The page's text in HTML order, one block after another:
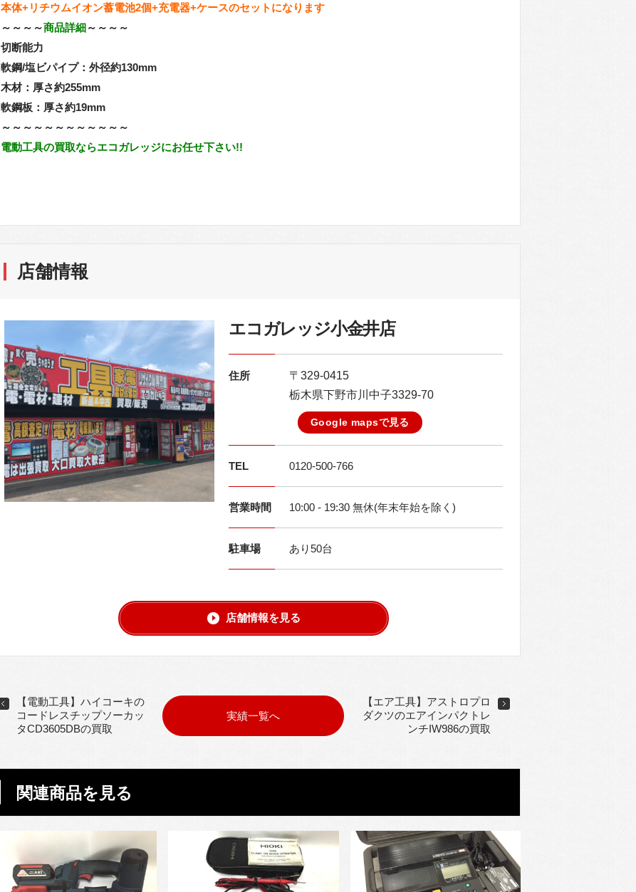
本体+リチウムイオン蓄電池2個+充電器+ケースのセットになります
～～～～商品詳細～～～～
切断能力
軟鋼/塩ビパイプ：外径約130mm
木材：厚さ約255mm
軟鋼板：厚さ約19mm
～～～～～～～～～～～～
電動工具の買取ならエコガレッジにお任せ下さい!!
店舗情報
エコガレッジ小金井店
住所
〒329-0415
栃木県下野市川中子3329-70
Google mapsで見る
TEL 0120-500-766
営業時間 10:00 - 19:30 無休(年末年始を除く)
駐車場 あり50台
店舗情報を見る
【電動工具】ハイコーキの
コードレスチップソーカッ
タCD3605DBの買取
実績一覧へ
【エア工具】アストロプロ
ダクツのエアインパクトレ
ンチIW986の買取
関連商品を見る